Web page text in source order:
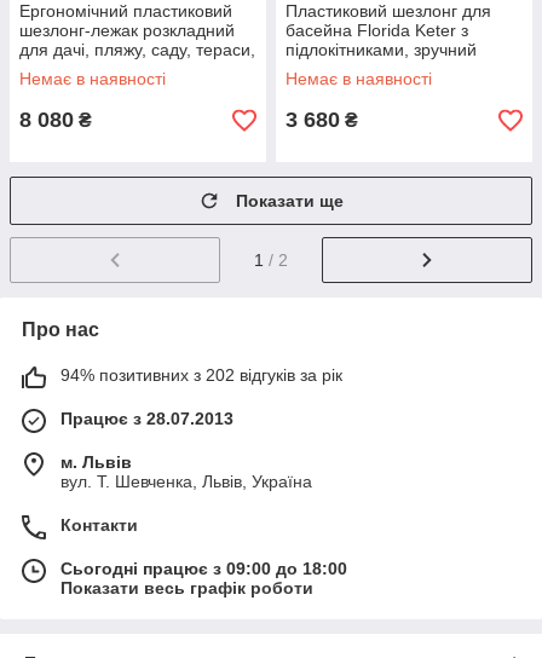
Ергономічний пластиковий
шезлонг-лежак розкладний
для дачі, пляжу, саду, тераси,
Keter Pacific, 197х75х41 см
Білий
Немає в наявності
8 080 ₴
Пластиковий шезлонг для
басейна Florida Keter з
підлокітниками, зручний
лежак для загоряння та
купання
Немає в наявності
3 680 ₴
Показати ще
1 / 2
Про нас
94% позитивних з 202 відгуків за рік
Працює з 28.07.2013
м. Львів
вул. Т. Шевченка, Львів, Україна
Контакти
Сьогодні працює з 09:00 до 18:00
Показати весь графік роботи